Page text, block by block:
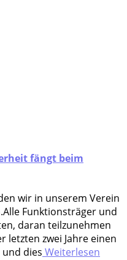
fängt beim
wir in unse­rem Ver­ein
Funk­ti­ons­trä­ger und
dar­an teil­zu­neh­men
zwei Jah­re einen
dies Weiterlesen